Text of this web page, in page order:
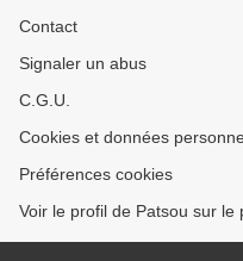
Contact
Signaler un abus
C.G.U.
Cookies et données
Préférences cookies
Voir le profil de Patsou sur le